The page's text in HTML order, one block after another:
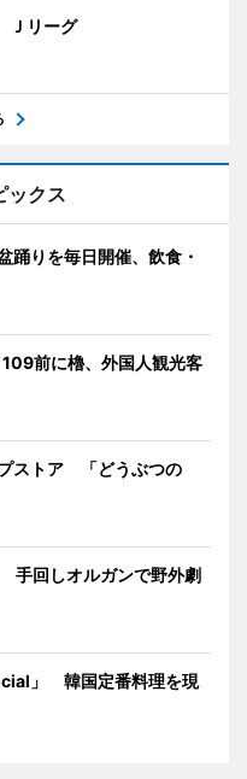
Ｊリーグ
ックス
りを毎日開催、飲食・
前に櫓、外国人観光客
ストア 「どうぶつの
手回しオルガンで野外劇
」 韓国定番料理を現